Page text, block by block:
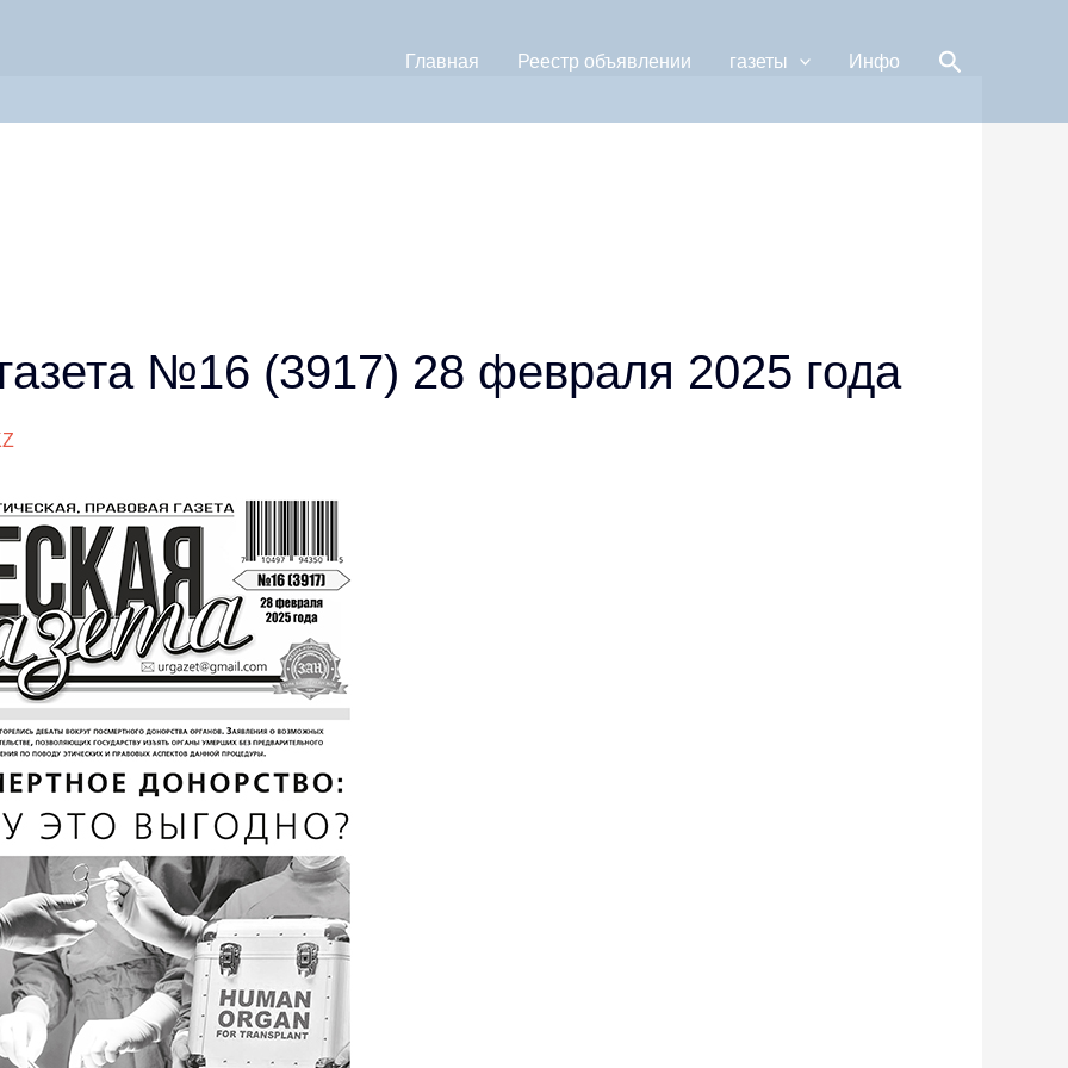
Главная Реестр объявлении газеты Инфо Поиск
№16 (3917) 28 февраля 2025 года